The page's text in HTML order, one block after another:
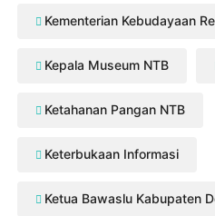
Kementerian Kebudayaan
Kepala Museum NTB
Ketahanan Pangan NTB
Keterbukaan Informasi
Ketua Bawaslu Kabupaten